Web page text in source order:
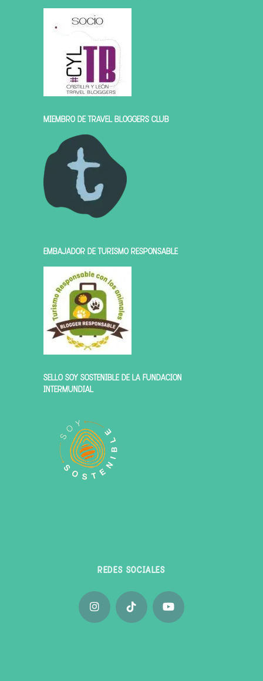
MIEMBRO DE TRAVEL BLOGGERS CLUB
EMBAJADOR DE TURISMO RESPONSABLE
SELLO SOY SOSTENIBLE DE LA FUNDACIÓN
INTERMUNDIAL
REDES SOCIALES